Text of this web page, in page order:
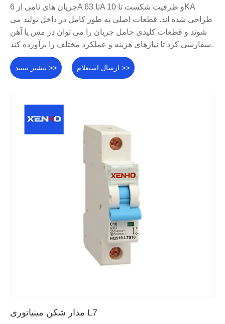
جریان های نامی از 6A تا 63A و ظرفیت شکست تا 10KA
طراحی شده اند. قطعات اصلی به طور کامل در داخل تولید می
شوند و قطعات کلیدی حامل جریان را می توان در مس یا آهن
سفارشی کرد تا نیازهای هزینه و عملکرد مختلف را برآورده کند.
بیشتر ببینید >> ارسال استعلام >>
مدار شکن مینیاتوری L7